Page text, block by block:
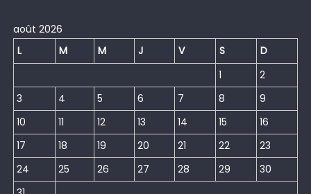
août 2026
L
M M J V S
D
1
2
3
4 5 6 7 8
9
10
11 12 13 14 15
16
17
18 19 20 21 22
23
24
25 26 27 28 29
30